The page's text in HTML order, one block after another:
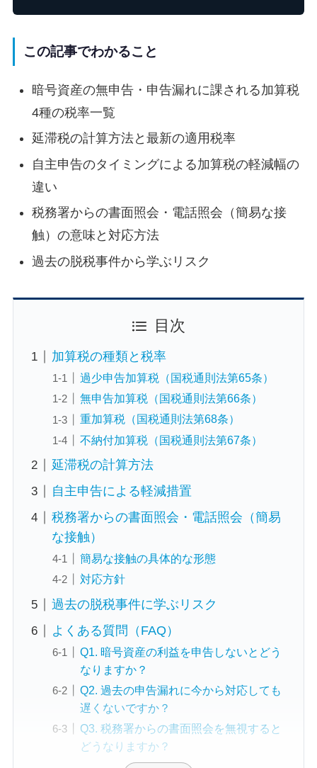
この記事でわかること
暗号資産の無申告・申告漏れに課される加算税
4種の税率一覧
延滞税の計算方法と最新の適用税率
自主申告のタイミングによる加算税の軽減幅の
違い
税務署からの書面照会・電話照会（簡易な接
触）の意味と対応方法
過去の脱税事件から学ぶリスク
目次
加算税の種類と税率
過少申告加算税（国税通則法第65条）
無申告加算税（国税通則法第66条）
重加算税（国税通則法第68条）
不納付加算税（国税通則法第67条）
延滞税の計算方法
自主申告による軽減措置
税務署からの書面照会・電話照会（簡易
な接触）
簡易な接触の具体的な形態
対応方針
過去の脱税事件に学ぶリスク
よくある質問（FAQ）
Q1. 暗号資産の利益を申告しないとどう
なりますか？
Q2. 過去の申告漏れに今から対応しても
遅くないですか？
Q3. 税務署からの書面照会を無視すると
どうなりますか？